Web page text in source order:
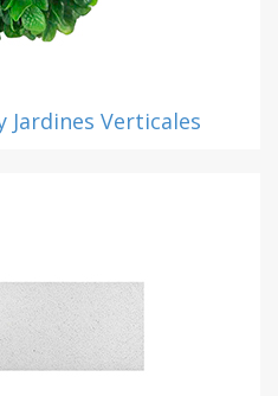
Jardines Verticales